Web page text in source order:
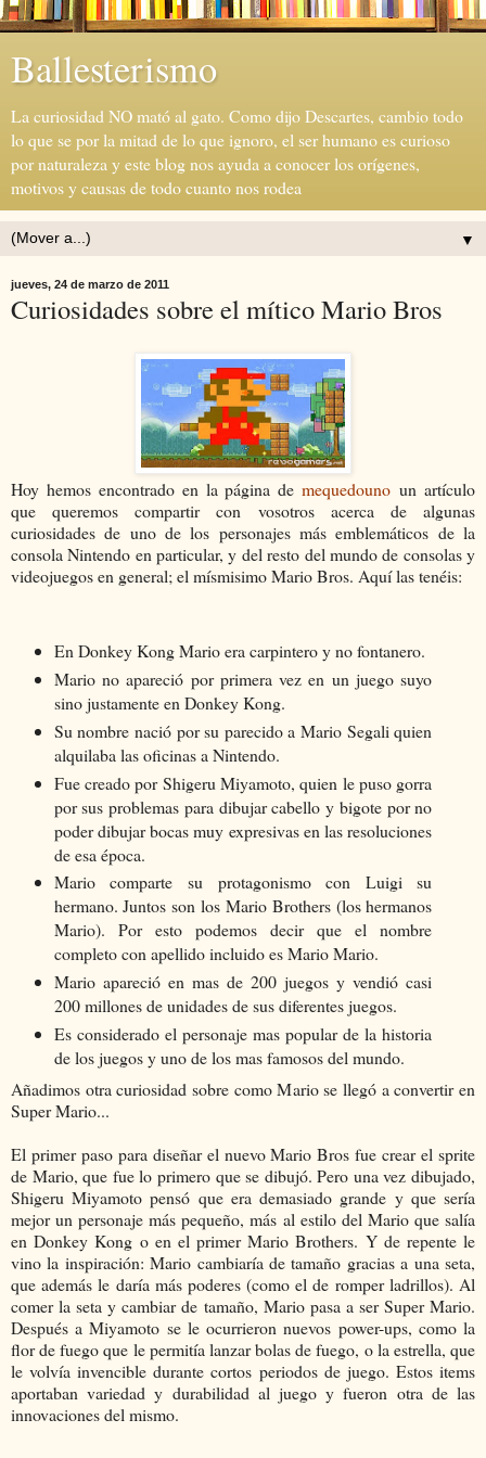
Ballesterismo
La curiosidad NO mató al gato. Como dijo Descartes, cambio todo
lo que se por la mitad de lo que ignoro, el ser humano es curioso
por naturaleza y este blog nos ayuda a conocer los orígenes,
motivos y causas de todo cuanto nos rodea
▼
jueves, 24 de marzo de 2011
Curiosidades sobre el mítico Mario Bros
Hoy hemos encontrado en la página demequedouno un artículo
que queremos compartir con vosotros acerca de algunas
curiosidades de uno de los personajes más emblemáticos de la
consola Nintendo en particular, y del resto del mundo de consolas y
videojuegos en general; el mísmisimo Mario Bros. Aquí las tenéis:
En Donkey Kong Mario era carpintero y no fontanero.
Mario no apareció por primera vez en un juego suyo
sino justamente en Donkey Kong.
Su nombre nació por su parecido a Mario Segali quien
alquilaba las oficinas a Nintendo.
Fue creado por Shigeru Miyamoto, quien le puso gorra
por sus problemas para dibujar cabello y bigote por no
poder dibujar bocas muy expresivas en las resoluciones
de esa época.
Mario comparte su protagonismo con Luigi su
hermano. Juntos son los Mario Brothers (los hermanos
Mario). Por esto podemos decir que el nombre
completo con apellido incluido es Mario Mario.
Mario apareció en mas de 200 juegos y vendió casi
200 millones de unidades de sus diferentes juegos.
Es considerado el personaje mas popular de la historia
de los juegos y uno de los mas famosos del mundo.
Añadimos otra curiosidad sobre como Mario se llegó a convertir en
Super Mario...
El primer paso para diseñar el nuevo Mario Bros fue crear el sprite
de Mario, que fue lo primero que se dibujó. Pero una vez dibujado,
Shigeru Miyamoto pensó que era demasiado grande y que sería
mejor un personaje más pequeño, más al estilo del Mario que salía
en Donkey Kong o en el primer Mario Brothers. Y de repente le
vino la inspiración: Mario cambiaría de tamaño gracias a una seta,
que además le daría más poderes (como el de romper ladrillos). Al
comer la seta y cambiar de tamaño, Mario pasa a ser Super Mario.
Después a Miyamoto se le ocurrieron nuevos power-ups, como la
flor de fuego que le permitía lanzar bolas de fuego, o la estrella, que
le volvía invencible durante cortos periodos de juego. Estos items
aportaban variedad y durabilidad al juego y fueron otra de las
innovaciones del mismo.